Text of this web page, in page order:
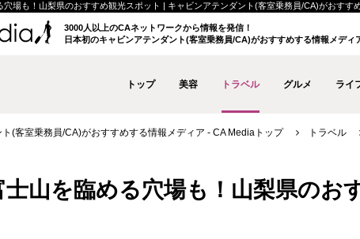
穴場も！山梨県のおすすめ観光スポット | キャビンアテンダント(客室乗務員/CA)がおすす
3000人以上のCAネットワークから情報を発信！
日本初のキャビンアテンダント(客室乗務員/CA)がおすすめする情報メディ
トップ 美容 トラベル グルメ ライ
(客室乗務員/CA)がおすすめする情報メディア - CA Mediaトップ トラベル
士山を臨める穴場も！山梨県のお